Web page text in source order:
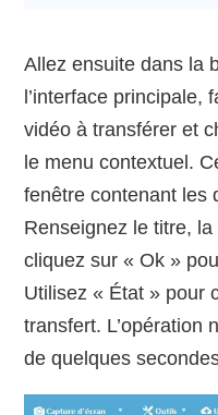
Allez ensuite dans la
l’interface principale,
vidéo à transférer et
le menu contextuel.
fenêtre contenant les
Renseignez le titre,
cliquez sur « Ok »
Utilisez « État » pour
transfert. L’opération
de quelques